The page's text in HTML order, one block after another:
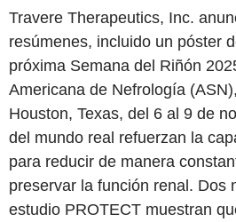
Travere Therapeutics, Inc.
resúmenes, incluido un póster
próxima Semana del Riñón
Americana de Nefrología
Houston, Texas, del 6 al 9 de
del mundo real refuerzan la
para reducir de manera
preservar la función renal. Dos
estudio PROTECT muestran